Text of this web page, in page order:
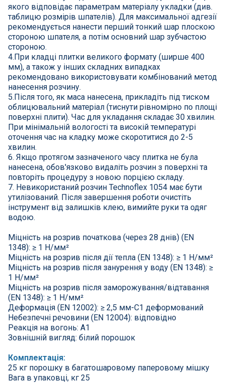
якого відповідає параметрам матеріалу укладки (див.
таблицю розмірів шпателів). Для максимальної адгезії
рекомендується нанести перший тонкий шар плоскою
стороною шпателя, а потім основний шар зубчастою
стороною.
4.При кладці плитки великого формату (ширше 400
мм), а також у інших складних випадках
рекомендовано використовувати комбінований метод
нанесення розчину.
5.Після того, як маса нанесена, прикладіть під тиском
облицювальний матеріал (тиснути рівномірно по площі
поверхні плити). Час для укладання складає 30 хвилин.
При мінімальній вологості та високій температурі
оточення час на кладку може скоротитися до 2-5
хвилин.
6. Якщо протягом зазначеного часу плитка не була
нанесена, обов'язково видаліть розчин з поверхні та
повторіть процедуру з новою порцією складу.
7. Невикористаний розчин Technoflex 1054 має бути
утилізований. Після завершення роботи очистіть
інструмент від залишків клею, вимийте руки та одяг
водою.
Міцність на розрив початкова (через 28 днів) (EN
1348): ≥ 1 Н/мм²
Міцність на розрив після дії тепла (EN 1348): ≥ 1 Н/мм²
Міцність на розрив після занурення у воду (EN 1348): ≥
1 Н/мм²
Міцність на розрив після заморожування/відтавання
(EN 1348): ≥ 1 Н/мм²
Деформація (EN 12002): ≥ 2,5 мм-С1 деформований
Небезпечні речовини (EN 12004): відповідно
Реакція на вогонь: А1
Зовнішній вигляд: білий порошок
Комплектація:
25 кг порошку в багатошаровому паперовому мішку
Вага в упаковці, кг 25